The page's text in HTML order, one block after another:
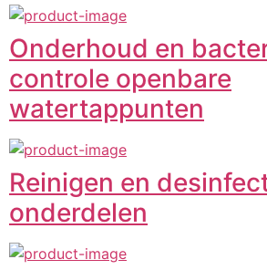
Onderhoud en
controle openbare
watertappunten
Reinigen en
onderdelen